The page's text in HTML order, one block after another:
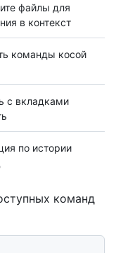
файлы для
в контекст
команды косой
с вкладками
по истории
команд